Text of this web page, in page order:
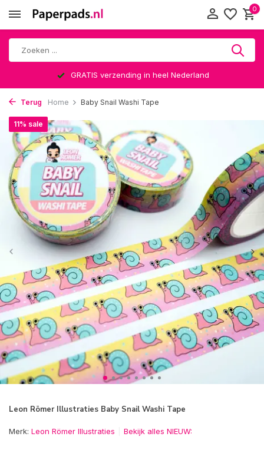
0
Altijd een leuke
Terug Home Baby Snail Washi Tape
Leon Römer Illustraties Baby Snail Washi Tape
11% sale
Merk: Leon Römer Illustraties Bekijk alles NIEUW: